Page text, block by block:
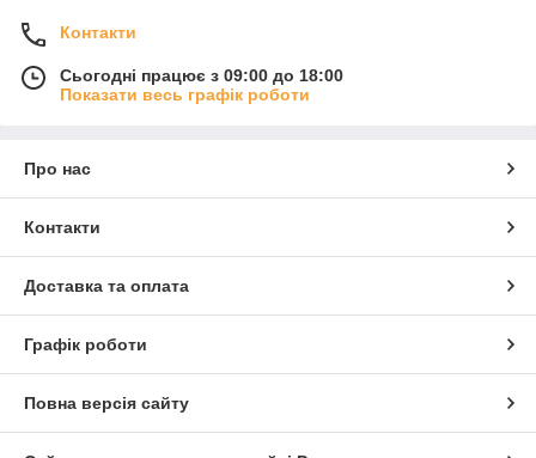
Контакти
Сьогодні працює з 09:00 до 18:00
Показати весь графік роботи
Про нас
Контакти
Доставка та оплата
Графік роботи
Повна версія сайту